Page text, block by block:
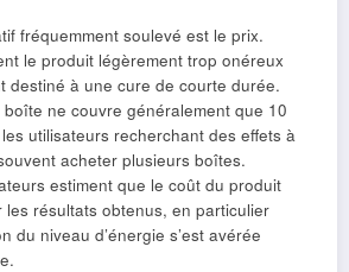
fréquemment soulevé est le prix.
le produit légèrement trop onéreux
destiné à une cure de courte durée.
boîte ne couvre généralement que 10
utilisateurs recherchant des effets à
acheter plusieurs boîtes.
estiment que le coût du produit
les résultats obtenus, en particulier
du niveau d’énergie s’est avérée